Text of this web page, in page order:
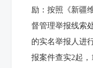
励：按照《新疆
督管理举报线索
的实名举报人进
报案件查实2起